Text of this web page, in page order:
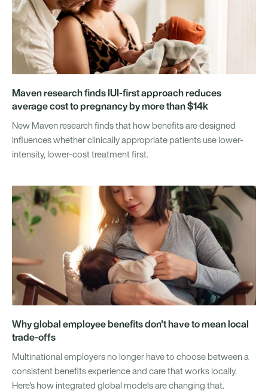
Maven research finds IUI-first approach reduces
average cost to pregnancy by more than $14k
New Maven research finds that how benefits are designed
influences whether clinically appropriate patients use lower-
intensity, lower-cost treatment first.
Why global employee benefits don't have to mean local
trade-offs
Multinational employers no longer have to choose between a
consistent benefits experience and care that works locally.
Here's how integrated global models are changing that.